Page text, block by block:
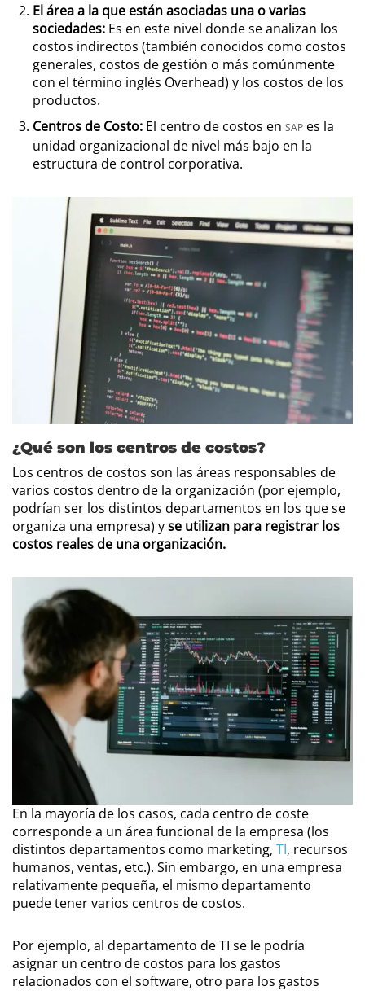
Eláreaa la que están asociadas una o varias
sociedades: Es en este nivel donde se analizan los
costos indirectos (también conocidos como costos
generales, costos de gestión o más comúnmente
con el término inglés Overhead) y los costos de los
productos.
Centros de Costo: El centro de costos en SAP es la
unidad organizacional de nivel más bajo en la
estructura de control corporativa.
¿Qué son los centros de costos?
Los centros de costos son las áreas responsables de
varios costos dentro de la organización (por ejemplo,
podrían ser los distintos departamentos en los que se
organiza una empresa) yse utilizan para registrar los
costos reales de una organización.
En la mayoría de los casos, cada centro de coste
corresponde a un área funcional de la empresa (los
distintos departamentos como marketing, TI, recursos
humanos, ventas, etc.). Sin embargo, en una empresa
relativamente pequeña, el mismo departamento
puede tener varios centros de costos.
Por ejemplo, al departamento de TI se le podría
asignar un centro de costos para los gastos
relacionados con el software, otro para los gastos